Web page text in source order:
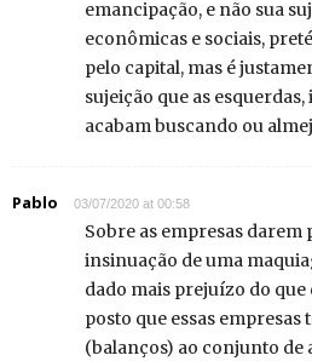
emancipação, e não sua
econômicas e sociais,
pelo capital, mas é
sujeição que as
acabam buscando ou
Pablo 03/07/2020 at 00:58
Sobre as empresas darem
insinuação de uma
dado mais prejuízo do que
posto que essas
(balanços) ao conjunto de